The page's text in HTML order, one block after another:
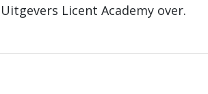
Licent Academy over.